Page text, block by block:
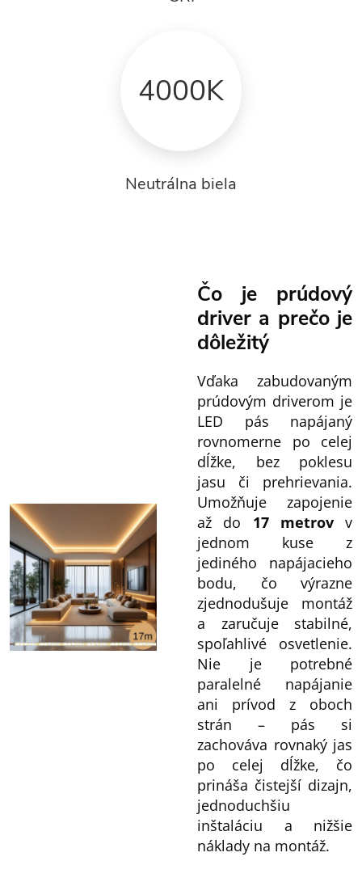
4000K
Neutrálna biela
Čo je prúdový
driver a prečo je
dôležitý
Vďaka zabudovaným
prúdovým driverom je
LED pás napájaný
rovnomerne po celej
dĺžke, bez poklesu
jasu či prehrievania.
Umožňuje zapojenie
až do 17metrovv
jednom kuse z
jediného napájacieho
bodu, čo výrazne
zjednodušuje montáž
a zaručuje stabilné,
spoľahlivé osvetlenie.
Nie je potrebné
paralelné napájanie
ani prívod z oboch
strán – pás si
zachováva rovnaký jas
po celej dĺžke, čo
prináša čistejší dizajn,
jednoduchšiu
inštaláciu a nižšie
náklady na montáž.